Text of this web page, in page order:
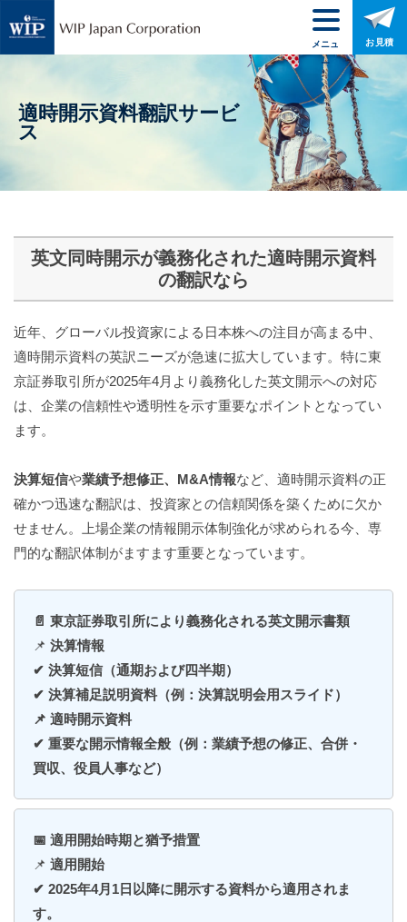
適時開示資料翻訳サービ
ス
英文同時開示が義務化された適時開示資料
の翻訳なら
近年、グローバル投資家による日本株への注目が高まる中、
適時開示資料の英訳ニーズが急速に拡大しています。特に東
京証券取引所が2025年4月より義務化した英文開示への対応
は、企業の信頼性や透明性を示す重要なポイントとなってい
ます。
決算短信や業績予想修正、M&A情報など、適時開示資料の正
確かつ迅速な翻訳は、投資家との信頼関係を築くために欠か
せません。上場企業の情報開示体制強化が求められる今、専
門的な翻訳体制がますます重要となっています。
📄 東京証券取引所により義務化される英文開示書類
📌 決算情報
✔ 決算短信（通期および四半期）​
✔ 決算補足説明資料（例：決算説明会用スライド）​
📌 適時開示資料
✔ 重要な開示情報全般（例：業績予想の修正、合併・
買収、役員人事など）
📅 適用開始時期と猶予措置
📌 適用開始
✔ 2025年4月1日以降に開示する資料から適用されま
す。​
メニュ
ー
お見積